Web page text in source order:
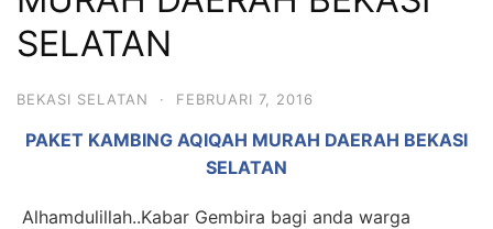
SELATAN
BEKASI SELATAN · FEBRUARI 7, 2016
PAKET KAMBING AQIQAH MURAH DAERAH BEKASI
SELATAN
Alhamdulillah..Kabar Gembira bagi anda warga